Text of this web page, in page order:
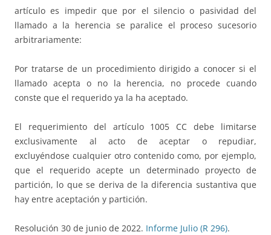
artículo es impedir que por el silencio o pasividad del
llamado a la herencia se paralice el proceso sucesorio
arbitrariamente:
Por tratarse de un procedimiento dirigido a conocer si el
llamado acepta o no la herencia, no procede cuando
conste que el requerido ya la ha aceptado.
El requerimiento del artículo 1005 CC debe limitarse
exclusivamente al acto de aceptar o repudiar,
excluyéndose cualquier otro contenido como, por ejemplo,
que el requerido acepte un determinado proyecto de
partición, lo que se deriva de la diferencia sustantiva que
hay entre aceptación y partición.
Resolución 30 de junio de 2022. Informe Julio (R 296).